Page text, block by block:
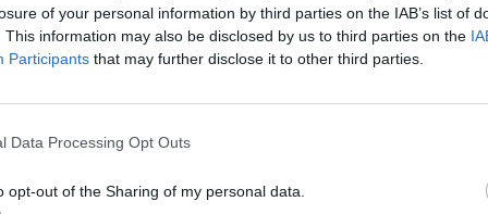
of your personal information by third parties on the IAB’s list of
This information may also be disclosed by us to third parties on the
Participants that may further disclose it to other third parties.
Data Processing Opt Outs
opt-out of the Sharing of my personal data.
της έκρηξης μετέφερε τεράστια
,
στις ατμόσφαιρες πλανητών,
να διατηρήσουν έναν πλανήτη θερμό.